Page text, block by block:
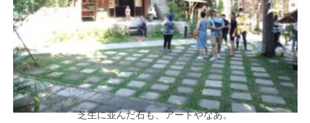
芝生に並んだ石も、アートやなあ。